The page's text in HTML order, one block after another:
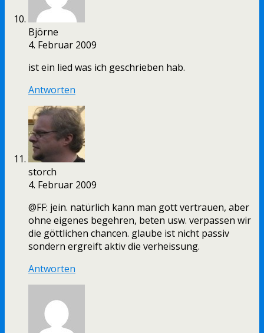
Björne
4. Februar 2009
ist ein lied was ich geschrieben hab.
Antworten
storch
4. Februar 2009
@FF: jein. natürlich kann man gott vertrauen, aber
ohne eigenes begehren, beten usw. verpassen wir
die göttlichen chancen. glaube ist nicht passiv
sondern ergreift aktiv die verheissung.
Antworten